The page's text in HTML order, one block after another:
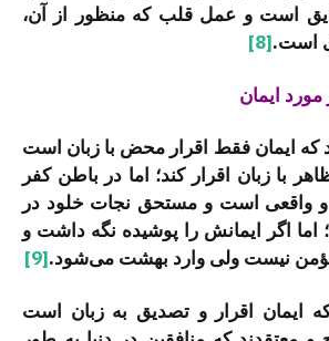
است و عمل قلب که منظور از آن،
است.[8]
مورد ایمان
که ایمان فقط اقرار محض با زبان است
با زبان اقرار کند؛ اما در باطن کفر
واقعی است و مستحق نجات خلود در
اگر ایمانش را پوشیده نگه داشت و
مؤمن نیست ولی وارد بهشت می‌شود.[9]
که ایمان اقرار و تصدیق به زبان است